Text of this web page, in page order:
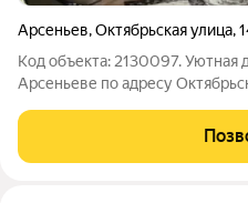
Арсеньев,Октябрьская улица,
Код объекта: 2130097. Уютная
Арсеньеве по адресу Октябрьская
площадью 45,2 кв. м
пятиэтажного дома. В квартире